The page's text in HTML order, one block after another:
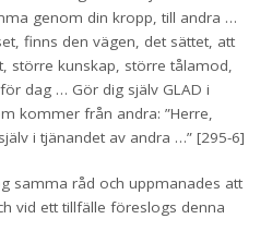
genom din kropp, till andra …
finns den vägen, det sättet, att
större kunskap, större tålamod,
dag … Gör dig själv GLAD i
kommer från andra: ”Herre,
i tjänandet av andra …” [295-6]
samma råd och uppmanades att
vid ett tillfälle föreslogs denna